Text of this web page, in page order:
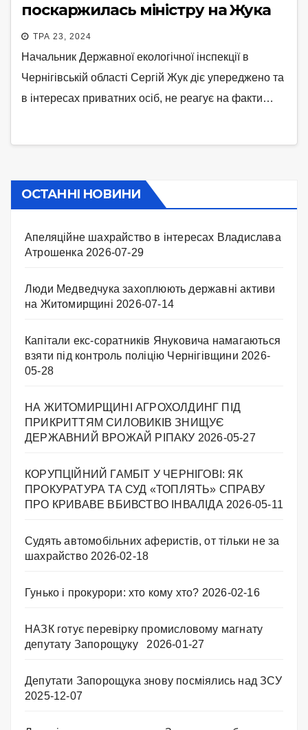
поскаржилась міністру на Жука
ТРА 23, 2024
Начальник Державної екологічної інспекції в
Чернігівській області Сергій Жук діє упереджено та
в інтересах приватних осіб, не реагує на факти…
ОСТАННІ НОВИНИ
Апеляційне шахрайство в інтересах Владислава
Атрошенка 2026-07-29
Люди Медведчука захоплюють державні активи
на Житомирщині 2026-07-14
Капітали екс-соратників Януковича намагаються
взяти під контроль поліцію Чернігівщини 2026-
05-28
НА ЖИТОМИРЩИНІ АГРОХОЛДИНГ ПІД
ПРИКРИТТЯМ СИЛОВИКІВ ЗНИЩУЄ
ДЕРЖАВНИЙ ВРОЖАЙ РІПАКУ ​ 2026-05-27
КОРУПЦІЙНИЙ ГАМБІТ У ЧЕРНІГОВІ: ЯК
ПРОКУРАТУРА ТА СУД «ТОПЛЯТЬ» СПРАВУ
ПРО КРИВАВЕ ВБИВСТВО ІНВАЛІДА 2026-05-11
Судять автомобільних аферистів, от тільки не за
шахрайство 2026-02-18
Гунько і прокурори: хто кому хто? 2026-02-16
НАЗК готує перевірку промисловому магнату
депутату Запорощуку
2026-01-27
Депутати Запорощука знову посміялись над ЗСУ
2025-12-07